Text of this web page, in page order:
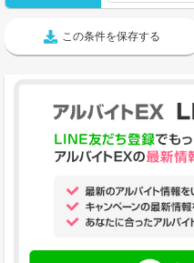
この条件を保存する